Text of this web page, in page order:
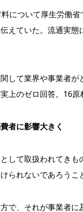
について厚生労働省
えていた。流通実
して業界や事業者が
上のゼロ回答。16
者に影響大きく
して取扱われてきも
られないであろうこ
で、それが事業者に